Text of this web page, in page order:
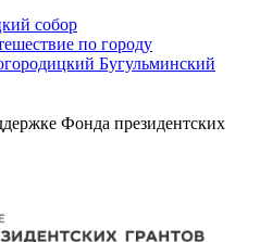
собор
по городу
Бугульминский
Фонда президентских